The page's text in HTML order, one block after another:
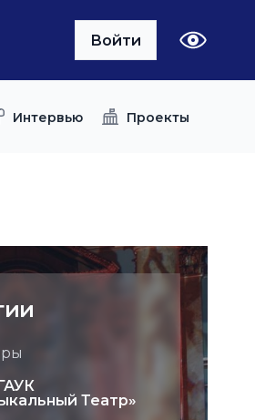
Войти
Интервью Проекты
Театр»